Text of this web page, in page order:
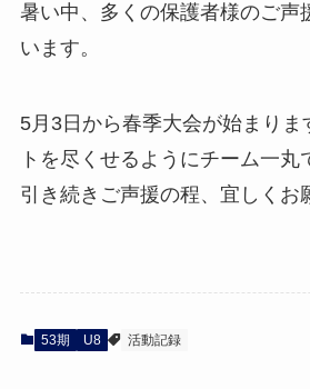
暑い中、多くの保護者様のご声
います。
5月3日から春季大会が始まりま
トを尽くせるようにチーム一
引き続きご声援の程、宜しくお
53期 U8 活動記録